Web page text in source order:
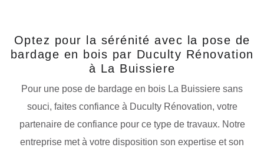
Optez pour la sérénité avec la pose de
bardage en bois par Duculty Rénovation
à La Buissiere
Pour une pose de bardage en bois La Buissiere sans
souci, faites confiance à Duculty Rénovation, votre
partenaire de confiance pour ce type de travaux. Notre
entreprise met à votre disposition son expertise et son